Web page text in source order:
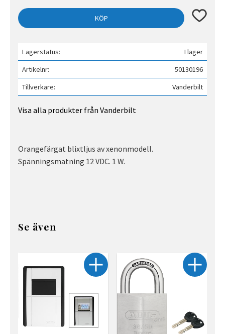
KÖP Lägg till
Lagerstatus
I lager
Artikelnr
50130196
Tillverkare
Vanderbilt
Visa alla produkter från Vanderbilt
Orangefärgat blixtljus av xenonmodell.
Spänningsmatning 12 VDC. 1 W.
Se även